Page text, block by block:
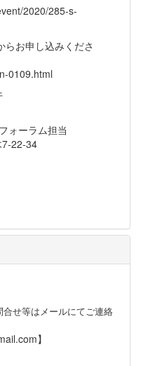
2020/285-s-
らお申し込みくださ
0109.html
正午
ォーラム担当
22-34
せ等はメールにてご連絡
】